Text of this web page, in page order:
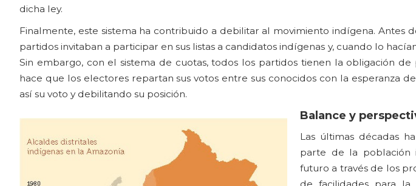
dicha ley.
Finalmente, este sistema ha contribuido a debilitar al movimiento indígena. Antes
partidos invitaban a participar en sus listas a candidatos indígenas y, cuando lo
Sin embargo, con el sistema de cuotas, todos los partidos tienen la obligación
hace que los electores repartan sus votos entre sus conocidos con la esperanza
así su voto y debilitando su posición.
Balance y
Las últimas décadas
parte de la población
futuro a través de los